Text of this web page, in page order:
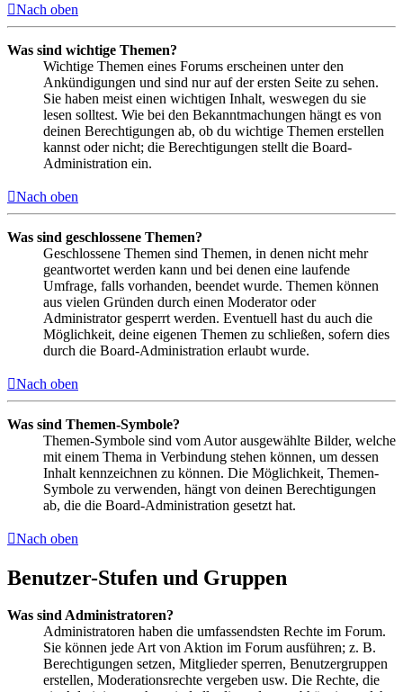
Nach oben
Was sind wichtige Themen?
Wichtige Themen eines Forums erscheinen unter den
Ankündigungen und sind nur auf der ersten Seite zu sehen.
Sie haben meist einen wichtigen Inhalt, weswegen du sie
lesen solltest. Wie bei den Bekanntmachungen hängt es von
deinen Berechtigungen ab, ob du wichtige Themen erstellen
kannst oder nicht; die Berechtigungen stellt die Board-
Administration ein.
Nach oben
Was sind geschlossene Themen?
Geschlossene Themen sind Themen, in denen nicht mehr
geantwortet werden kann und bei denen eine laufende
Umfrage, falls vorhanden, beendet wurde. Themen können
aus vielen Gründen durch einen Moderator oder
Administrator gesperrt werden. Eventuell hast du auch die
Möglichkeit, deine eigenen Themen zu schließen, sofern dies
durch die Board-Administration erlaubt wurde.
Nach oben
Was sind Themen-Symbole?
Themen-Symbole sind vom Autor ausgewählte Bilder, welche
mit einem Thema in Verbindung stehen können, um dessen
Inhalt kennzeichnen zu können. Die Möglichkeit, Themen-
Symbole zu verwenden, hängt von deinen Berechtigungen
ab, die die Board-Administration gesetzt hat.
Nach oben
Benutzer-Stufen und Gruppen
Was sind Administratoren?
Administratoren haben die umfassendsten Rechte im Forum.
Sie können jede Art von Aktion im Forum ausführen; z. B.
Berechtigungen setzen, Mitglieder sperren, Benutzergruppen
erstellen, Moderationsrechte vergeben usw. Die Rechte, die